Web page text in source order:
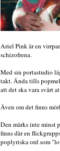
Ariel Pink är en
schizofrena.
Med sin portastudio
takt. Ända tills
att det ska vara svårt
Även om det finns
Den märks inte minst
finns där en
poplyriska ord som